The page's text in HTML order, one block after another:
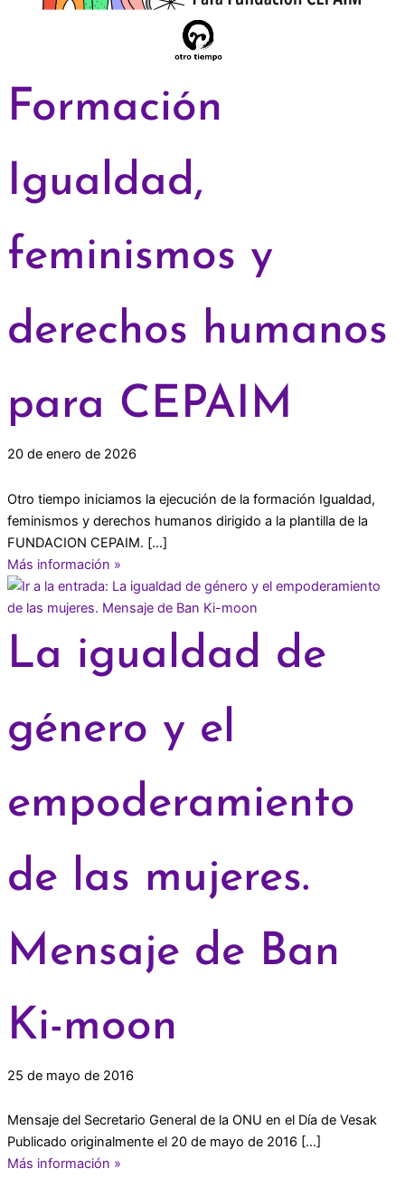
Formación
Igualdad,
feminismos y
derechos humanos
para CEPAIM
20 de enero de 2026
Otro tiempo iniciamos la ejecución de la formación Igualdad,
feminismos y derechos humanos dirigido a la plantilla de la
FUNDACION CEPAIM. […]
Más información »
La igualdad de
género y el
empoderamiento
de las mujeres.
Mensaje de Ban
Ki-moon
25 de mayo de 2016
Mensaje del Secretario General de la ONU en el Día de Vesak
Publicado originalmente el 20 de mayo de 2016 […]
Más información »